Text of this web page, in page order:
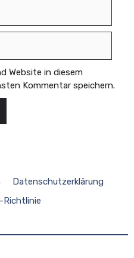
Website in diesem
Kommentar speichern.
Datenschutzerklärung
Richtlinie